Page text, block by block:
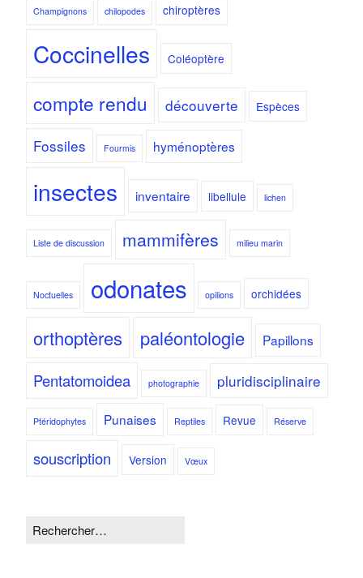
Champignons chilopodes chiroptères
Coccinelles Coléoptère
compte rendu découverte Espèces
Fossiles Fourmis hyménoptères
insectes inventaire libellule lichen
Liste de discussion mammifères milieu marin
Noctuelles odonates opilions orchidées
orthoptères paléontologie Papillons
Pentatomoidea photographie pluridisciplinaire
Ptéridophytes Punaises Reptiles Revue Réserve
souscription Version Vœux